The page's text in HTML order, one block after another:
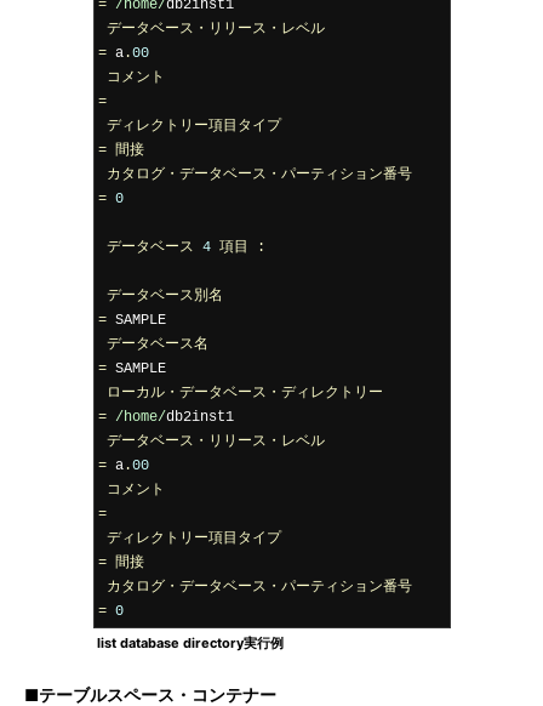
= /home/db2inst1
データベース・リリース・レベル
= a.00
コメント
=
ディレクトリー項目タイプ
=
間接
カタログ・データベース・パーティション番号
= 0
データベース 4 項目 :
データベース別名
= SAMPLE
データベース名
= SAMPLE
ローカル・データベース・ディレクトリー
=
/home/db2inst1
データベース・リリース・レベル
= a.00
コメント
=
ディレクトリー項目タイプ
=
間接
カタログ・データベース・パーティション番号
= 0
list database directory実行例
■テーブルスペース・コンテナー